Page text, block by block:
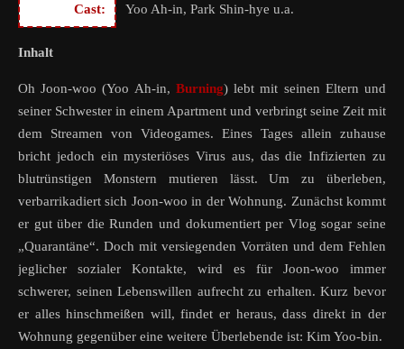
Cast: Yoo Ah-in, Park Shin-hye u.a.
Inhalt
Oh Joon-woo (Yoo Ah-in, Burning) lebt mit seinen Eltern und
seiner Schwester in einem Apartment und verbringt seine Zeit mit
dem Streamen von Videogames. Eines Tages allein zuhause
bricht jedoch ein mysteriöses Virus aus, das die Infizierten zu
blutrünstigen Monstern mutieren lässt. Um zu überleben,
verbarrikadiert sich Joon-woo in der Wohnung. Zunächst kommt
er gut über die Runden und dokumentiert per Vlog sogar seine
„Quarantäne“. Doch mit versiegenden Vorräten und dem Fehlen
jeglicher sozialer Kontakte, wird es für Joon-woo immer
schwerer, seinen Lebenswillen aufrecht zu erhalten. Kurz bevor
er alles hinschmeißen will, findet er heraus, dass direkt in der
Wohnung gegenüber eine weitere Überlebende ist: Kim Yoo-bin.